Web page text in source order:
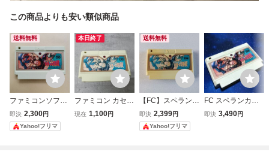
この商品よりも安い類似商品
送料無料
ファミコンソフト
スペランカーII 勇
者への挑戦 IREM
アイレム スペラン
即決 2,300円
Yahoo!フリマ
本日終了
ファミコン カセッ
ト スペランカーII
現在 1,100円
送料無料
【FC】スペランカ
ー2 勇者への挑戦
ファミコン 動作確
認済み
即決 2,399円
Yahoo!フリマ
FC スペランカー
Ⅱ 勇者への挑戦
即決 3,490円